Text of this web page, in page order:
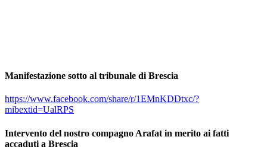
Manifestazione sotto al tribunale di Brescia
https://www.facebook.com/share/r/1EMnKDDtxc/?
mibextid=UalRPS
Intervento del nostro compagno Arafat in merito ai fatti
accaduti a Brescia